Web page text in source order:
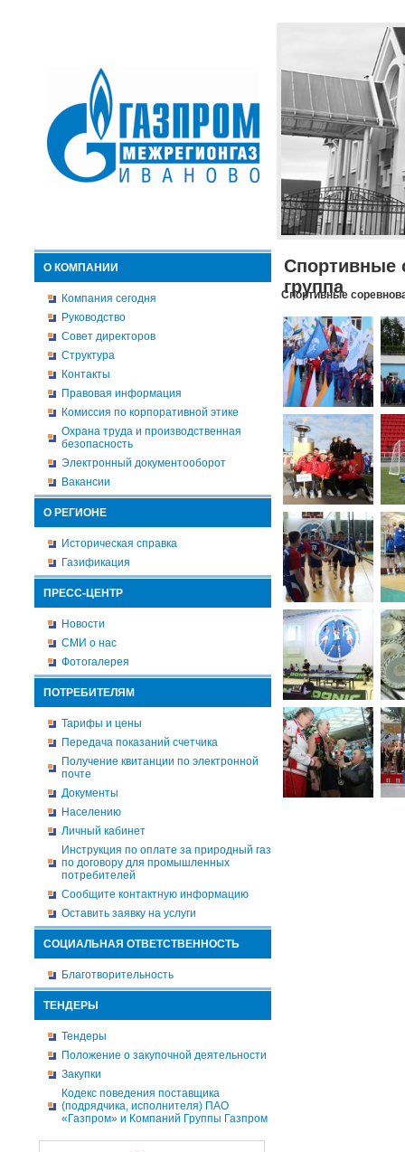
О КОМПАНИИ
Компания сегодня
Руководство
Совет директоров
Структура
Контакты
Правовая информация
Комиссия по корпоративной этике
Охрана труда и производственная
безопасность
Электронный документооборот
Вакансии
О РЕГИОНЕ
Историческая справка
Газификация
ПРЕСС-ЦЕНТР
Новости
СМИ о нас
Фотогалерея
ПОТРЕБИТЕЛЯМ
Тарифы и цены
Передача показаний счетчика
Получение квитанции по электронной
почте
Документы
Населению
Личный кабинет
Инструкция по оплате за природный газ
по договору для промышленных
потребителей
Сообщите контактную информацию
Оставить заявку на услуги
СОЦИАЛЬНАЯ ОТВЕТСТВЕННОСТЬ
Благотворительность
ТЕНДЕРЫ
Тендеры
Положение о закупочной деятельности
Закупки
Кодекс поведения поставщика
(подрядчика, исполнителя) ПАО
«Газпром» и Компаний Группы Газпром
Спортивные
группа
Спортивные